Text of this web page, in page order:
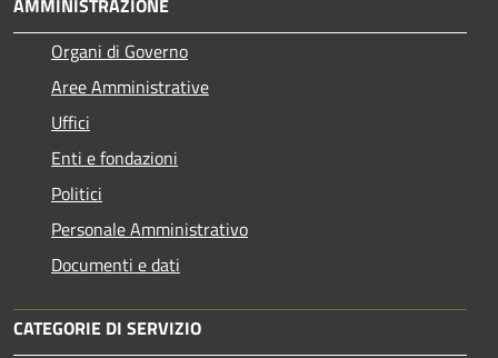
AMMINISTRAZIONE
Organi di Governo
Aree Amministrative
Uffici
Enti e fondazioni
Politici
Personale Amministrativo
Documenti e dati
CATEGORIE DI SERVIZIO